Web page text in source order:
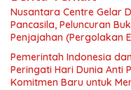
Nusantara Centre Gelar
Pancasila, Peluncuran
Penjajahan (Pergolakan
Simposium Nasional
Nasional dan
Menuju Indonesia Emas
Pemerintah Indonesia
Peringati Hari Dunia Anti
Komitmen Baru untuk